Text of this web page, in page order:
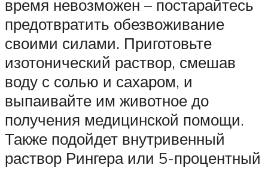
время невозможен – постарайтесь
предотвратить обезвоживание
своими силами. Приготовьте
изотонический раствор, смешав
воду с солью и сахаром, и
выпаивайте им животное до
получения медицинской помощи.
Также подойдет внутривенный
раствор Рингера или 5-процентный